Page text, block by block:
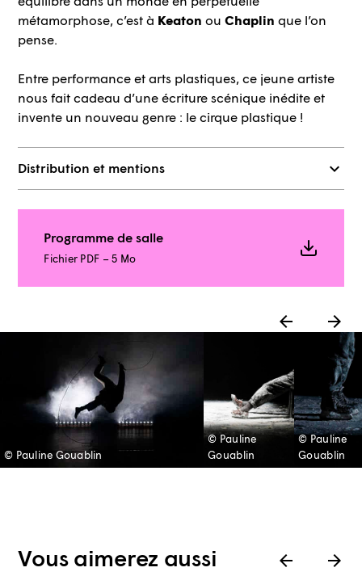
métamorphose, c’est à Keaton ouChaplin que l’on
pense.
Entre performance et arts plastiques, ce jeune artiste
nous fait cadeau d’une écriture scénique inédite et
invente un nouveau genre : le cirque plastique !
Distribution et mentions
Programme de salle
Fichier PDF – 5 Mo
© Pauline Gouablin
© Pauline
Gouablin
© Pauline
Gouablin
Vous aimerez aussi